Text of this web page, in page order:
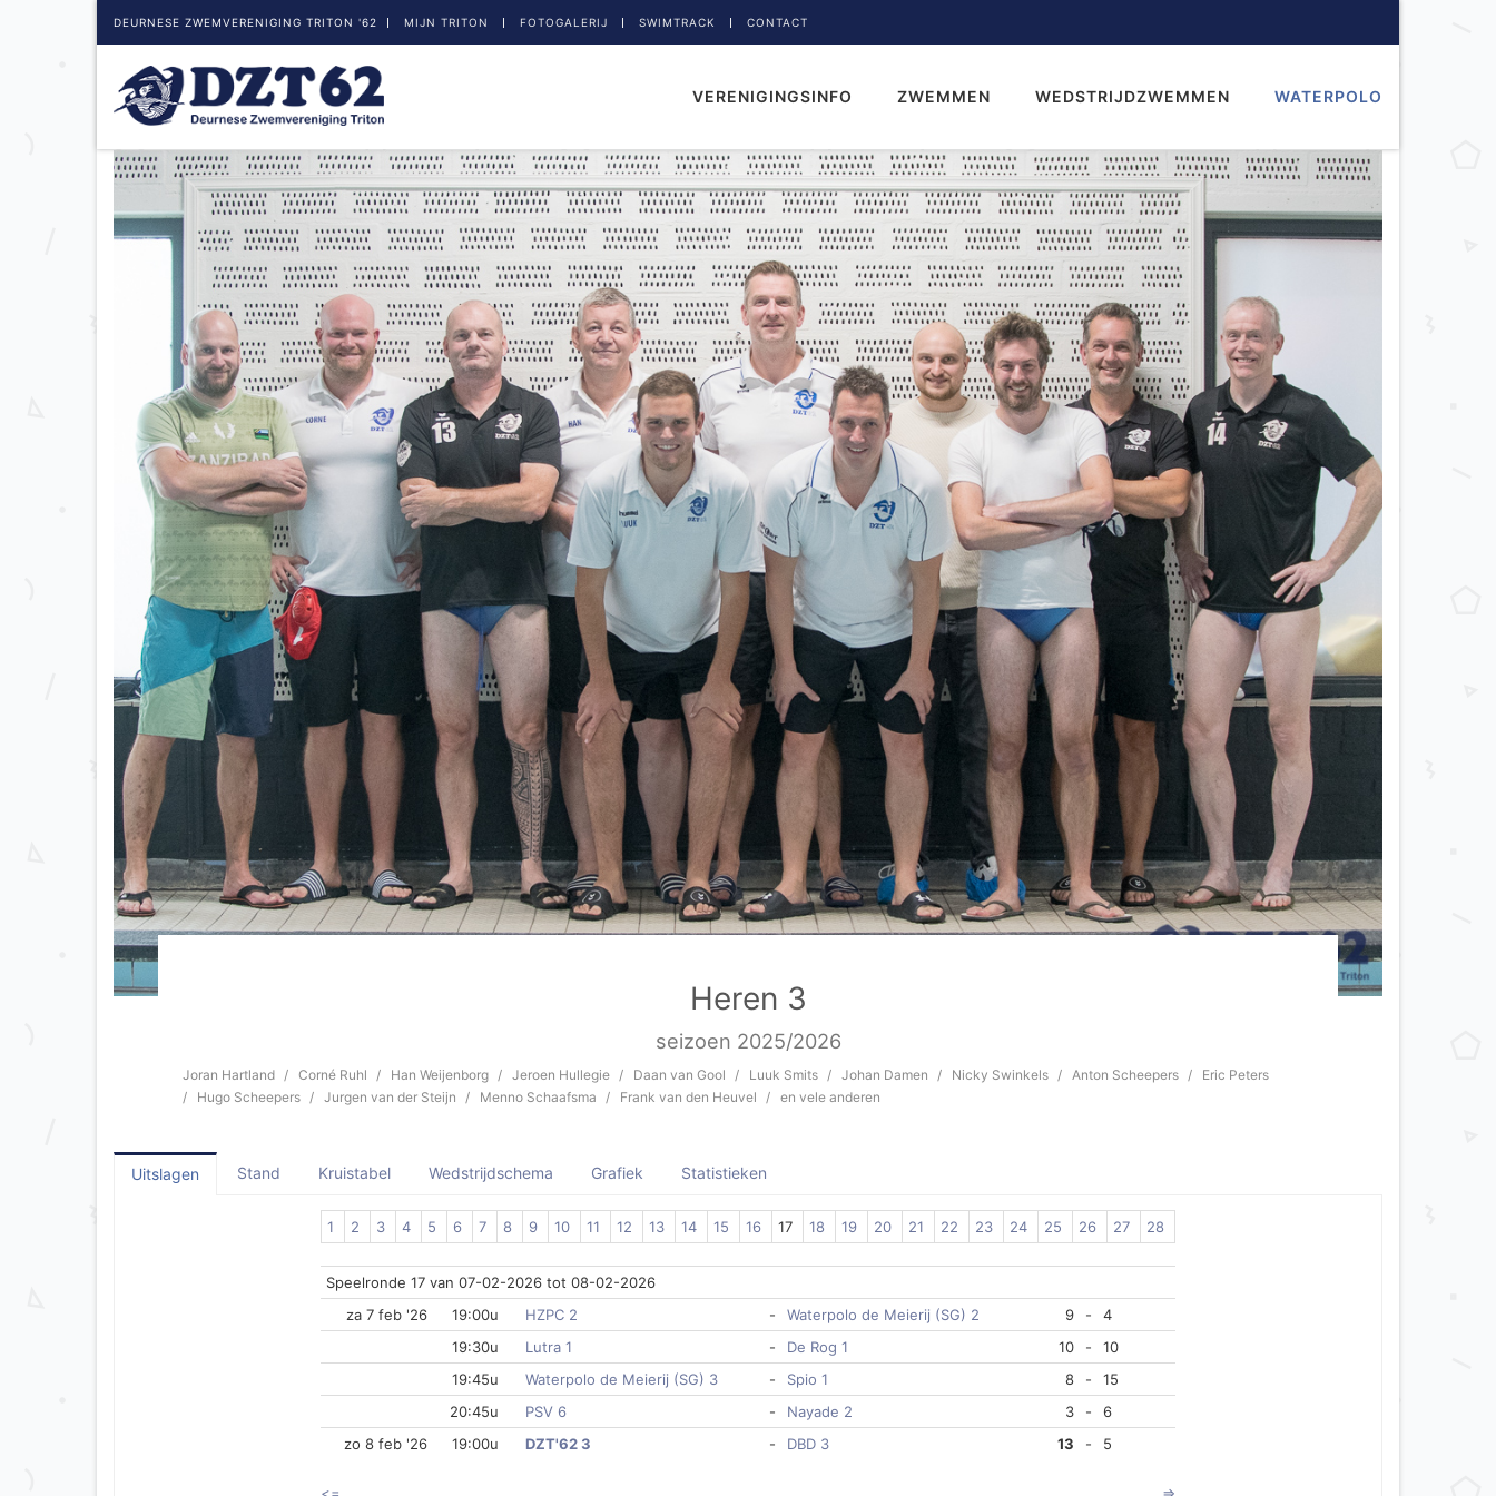
DEURNESE ZWEMVERENIGING TRITON '62 MIJN TRITON FOTOGALERIJ SWIMTRACK CONTACT
VERENIGINGSINFO ZWEMMEN WEDSTRIJDZWEMMEN WATERPOLO
Heren 3
seizoen 2025/2026
Joran Hartland Corné Ruhl Han Weijenborg Jeroen Hullegie Daan van Gool Luuk Smits Johan Damen Nicky Swinkels Anton Scheepers
Eric Peters
Hugo Scheepers
Jurgen van der Steijn Menno Schaafsma Frank van den Heuvel en vele anderen
Uitslagen Stand Kruistabel Wedstrijdschema Grafiek Statistieken
1 2 3 4 5 6 7 8 9 10 11 12 13 14 15 16 17 18 19 20 21 22 23 24 25 26 27 28
Speelronde 17 van 07-02-2026 tot 08-02-2026
za 7 feb '26
19:00u HZPC 2 - Waterpolo de Meierij (SG) 2 9 -
4
19:30u
Lutra 1 - De Rog 1 10 -
10
19:45u
Waterpolo de Meierij (SG) 3 - Spio 1 8 -
15
20:45u
PSV 6 - Nayade 2 3 -
6
zo 8 feb '26
19:00u DZT'62 3 - DBD 3 13 - 5
<= =>